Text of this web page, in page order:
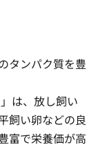
タンパク質を豊
は、放し飼い
飼い卵などの良
富で栄養価が高